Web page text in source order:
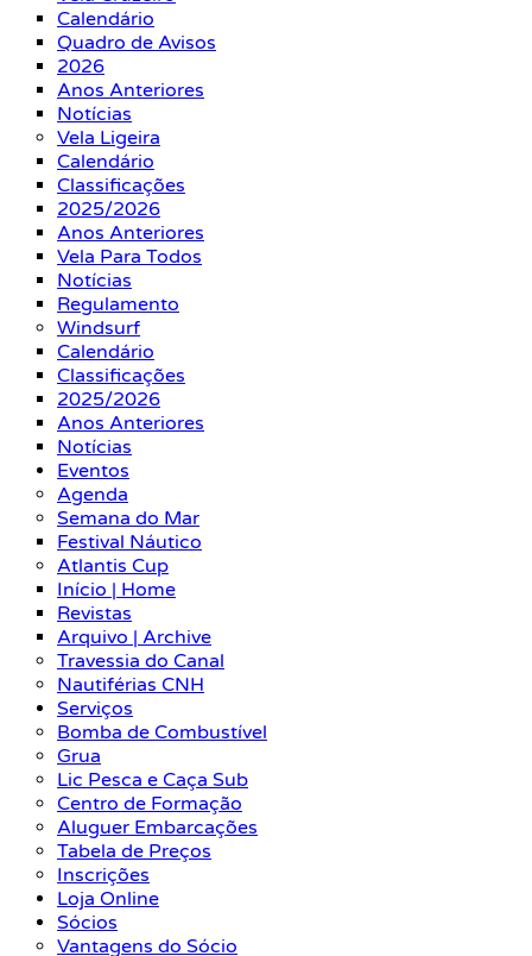
Calendário
Quadro de Avisos
2026
Anos Anteriores
Notícias
Vela Ligeira
Calendário
Classificações
2025/2026
Anos Anteriores
Vela Para Todos
Notícias
Regulamento
Windsurf
Calendário
Classificações
2025/2026
Anos Anteriores
Notícias
Eventos
Agenda
Semana do Mar
Festival Náutico
Atlantis Cup
Início | Home
Revistas
Arquivo | Archive
Travessia do Canal
Nautiférias CNH
Serviços
Bomba de Combustível
Grua
Lic Pesca e Caça Sub
Centro de Formação
Aluguer Embarcações
Tabela de Preços
Inscrições
Loja Online
Sócios
Vantagens do Sócio